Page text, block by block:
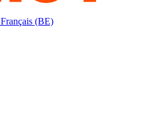
Français (BE)